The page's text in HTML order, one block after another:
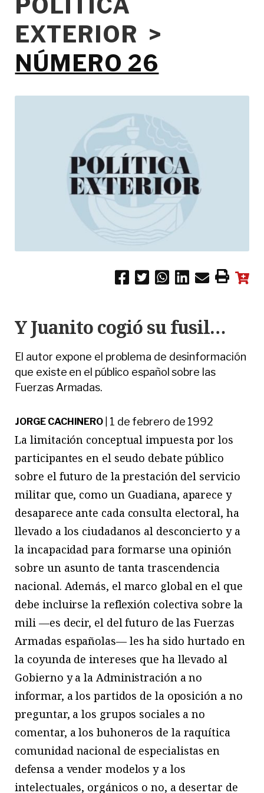
EXTERIOR >
NÚMERO 26
Y Juanito cogió su fusil…
El autor expone el problema de desinformación
que existe en el público español sobre las
Fuerzas Armadas.
JORGE CACHINERO 1 de febrero de 1992
La limitación conceptual impuesta por los
participantes en el seudo debate público
sobre el futuro de la prestación del servicio
militar que, como un Guadiana, aparece y
desaparece ante cada consulta electoral, ha
llevado a los ciudadanos al desconcierto y a
la incapacidad para formarse una opinión
sobre un asunto de tanta trascendencia
nacional. Además, el marco global en el que
debe incluirse la reflexión colectiva sobre la
mili —es decir, el del futuro de las Fuerzas
Armadas españolas— les ha sido hurtado en
la coyunda de intereses que ha llevado al
Gobierno y a la Administración a no
informar, a los partidos de la oposición a no
preguntar, a los grupos sociales a no
comentar, a los buhoneros de la raquítica
comunidad nacional de especialistas en
defensa a vender modelos y a los
intelectuales, orgánicos o no, a desertar de